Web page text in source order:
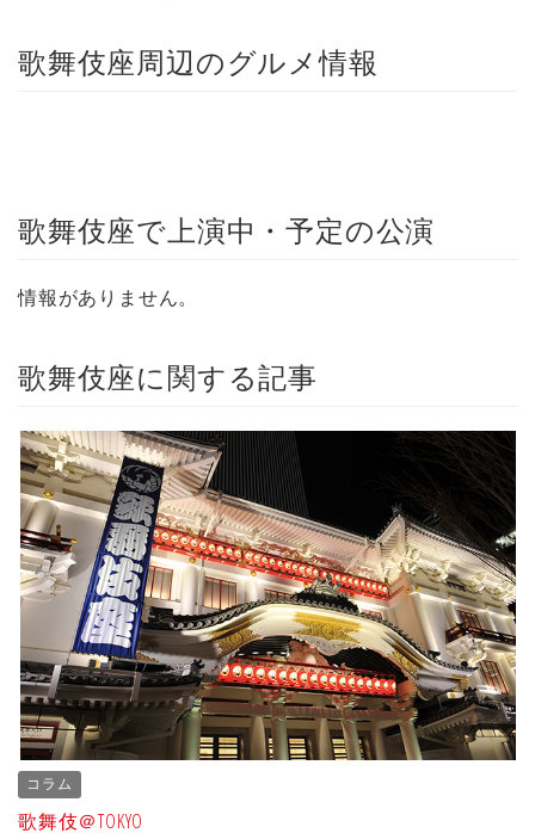
歌舞伎座周辺のグルメ情報
歌舞伎座で上演中・予定の公演
情報がありません。
歌舞伎座に関する記事
コラム
歌舞伎＠TOKYO